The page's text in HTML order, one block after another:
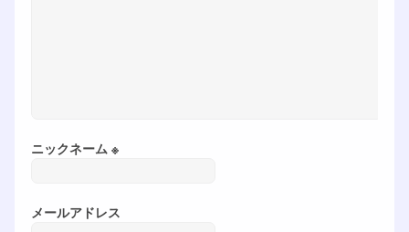
ニックネーム ※
メールアドレス